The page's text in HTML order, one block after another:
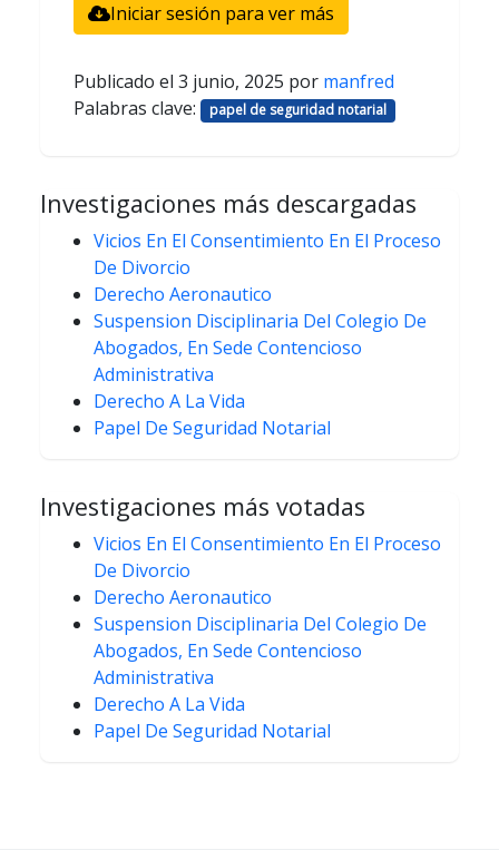
Iniciar sesión para ver más
Publicado el 3 junio, 2025 por manfred
Palabras clave:
papel de seguridad notarial
Investigaciones más descargadas
Vicios En El Consentimiento En El Proceso
De Divorcio
Derecho Aeronautico
Suspension Disciplinaria Del Colegio De
Abogados, En Sede Contencioso
Administrativa
Derecho A La Vida
Papel De Seguridad Notarial
Investigaciones más votadas
Vicios En El Consentimiento En El Proceso
De Divorcio
Derecho Aeronautico
Suspension Disciplinaria Del Colegio De
Abogados, En Sede Contencioso
Administrativa
Derecho A La Vida
Papel De Seguridad Notarial